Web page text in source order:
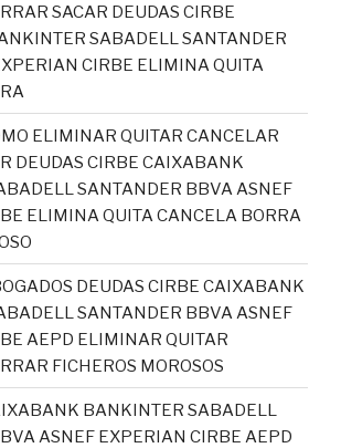
SACAR DEUDAS CIRBE
SABADELL SANTANDER
CIRBE ELIMINA QUITA
ELIMINAR QUITAR CANCELAR
DEUDAS CIRBE CAIXABANK
SANTANDER BBVA ASNEF
ELIMINA QUITA CANCELA BORRA
DEUDAS CIRBE CAIXABANK
SANTANDER BBVA ASNEF
AEPD ELIMINAR QUITAR
FICHEROS MOROSOS
BANKINTER SABADELL
ASNEF EXPERIAN CIRBE AEPD